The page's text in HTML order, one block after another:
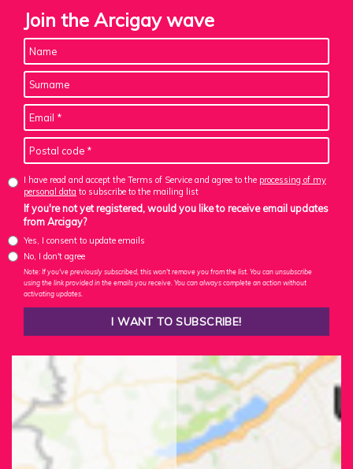
Join the Arcigay wave
I have read and accept the Terms of Service and agree to the processing of my
personal data to subscribe to the mailing list
If you're not yet registered, would you like to receive email updates
from Arcigay?
Yes, I consent to update emails
No, I don't agree
Note: If you've previously subscribed, this won't remove you from the list. You can unsubscribe
using the link provided in the emails you receive. You can always complete an action without
activating updates.